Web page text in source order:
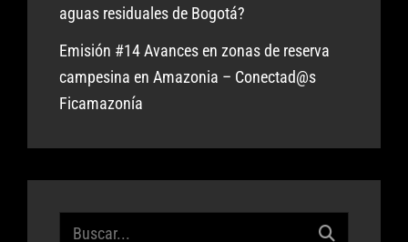
aguas residuales de Bogotá?
Emisión #14 Avances en zonas de reserva
campesina en Amazonia – Conectad@s
Ficamazonía
Buscar: